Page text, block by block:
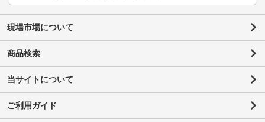
現場市場について
商品検索
当サイトについて
ご利用ガイド